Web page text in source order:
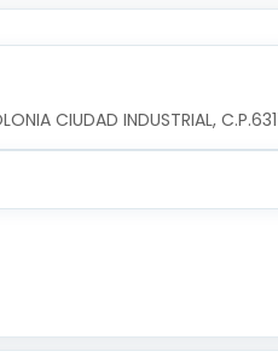
CIUDAD INDUSTRIAL,